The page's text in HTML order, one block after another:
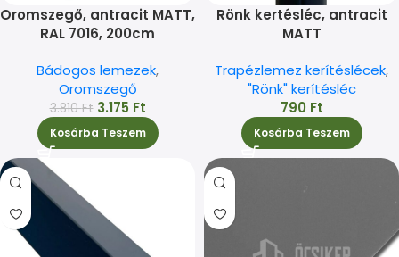
Oromszegő, antracit MATT,
RAL 7016, 200cm
Bádogos lemezek,
Oromszegő
3.810Ft 3.175 Ft
Kosárba Teszem
Rönk kertésléc, antracit
MATT
Trapézlemez kerítéslécek,
"Rönk" kerítésléc
790 Ft
Kosárba Teszem